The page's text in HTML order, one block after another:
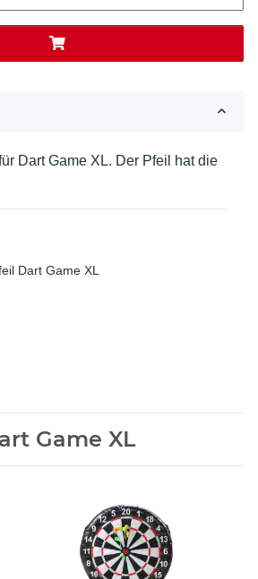
Dart Game XL. Der Pfeil hat die
Dart Game XL
Game XL